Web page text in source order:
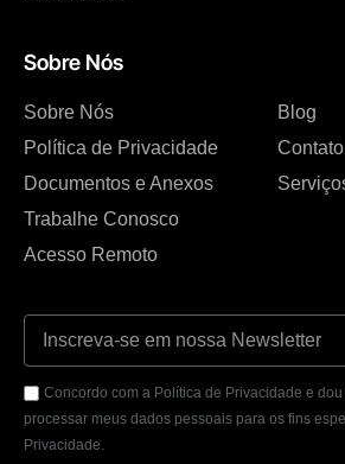
Sobre Nós
Sobre Nós
Política de Privacidade
Documentos e Anexos
Trabalhe Conosco
Acesso Remoto
Blog
Contato
Concordo com a Política de Privacidade e
processar meus dados pessoais para os fins
Privacidade.